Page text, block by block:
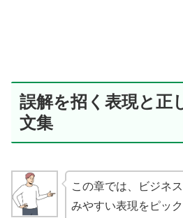
誤解を招く表現と正
文集
この章では、ビジネ
みやすい表現をピッ